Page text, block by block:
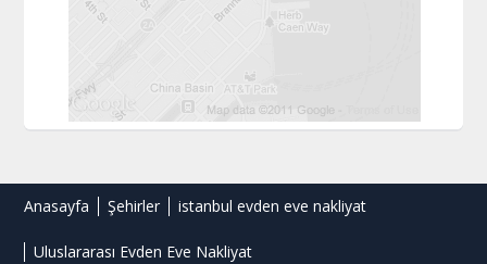
Anasayfa Şehirler istanbul evden eve nakliyat
Uluslararası Evden Eve Nakliyat